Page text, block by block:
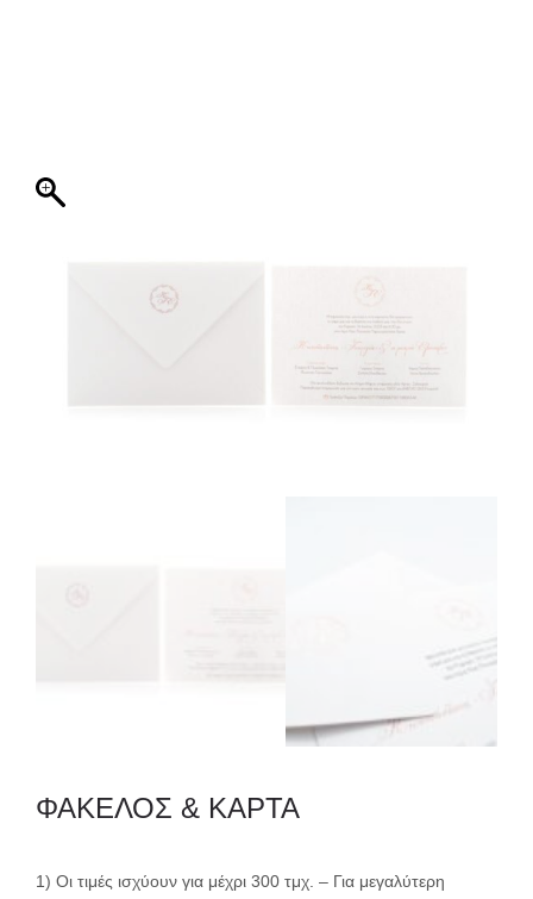
ΦΑΚΕΛΟΣ & ΚΑΡΤΑ
1) Οι τιμές ισχύουν για μέχρι 300 τμχ. – Για μεγαλύτερη